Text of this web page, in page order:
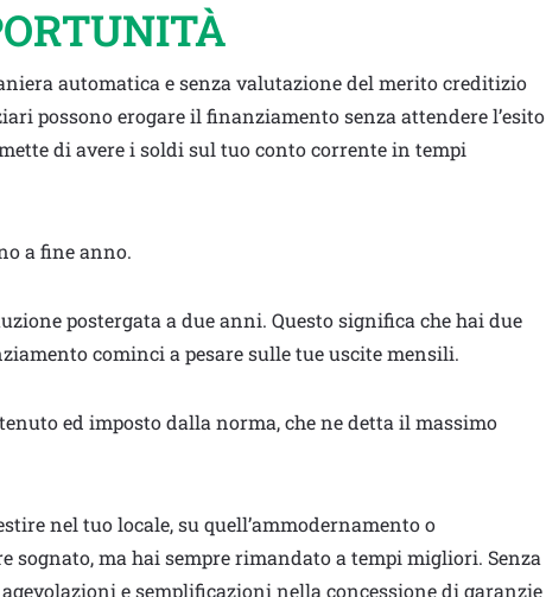
automatica e senza valutazione del merito creditizio
possono erogare il finanziamento senza attendere l’esito
di avere i soldi sul tuo conto corrente in tempi
a fine anno.
postergata a due anni. Questo significa che hai due
cominci a pesare sulle tue uscite mensili.
ed imposto dalla norma, che ne detta il massimo
nel tuo locale, su quell’ammodernamento o
sognato, ma hai sempre rimandato a tempi migliori. Senza
e semplificazioni nella concessione di garanzie